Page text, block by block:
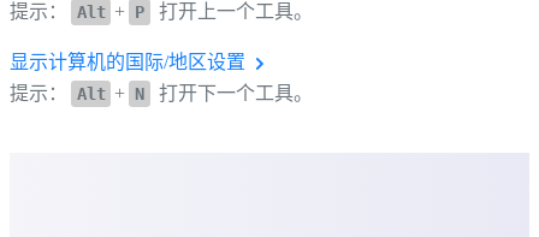
提示：
Alt + P 打开上一个工具。
显示计算机的国际/地区设置
提示：
Alt + N 打开下一个工具。